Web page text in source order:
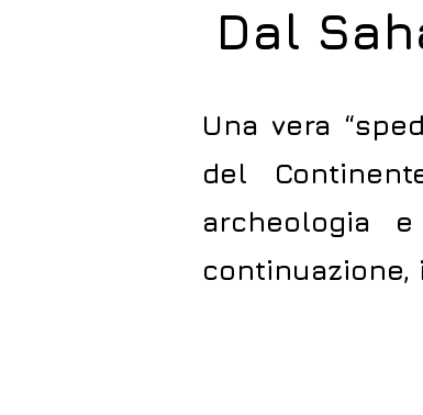
Dal
Una vera
del
archeologia
continuazione,